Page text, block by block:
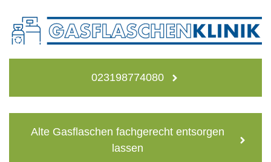
023198774080
Alte Gasflaschen fachgerecht entsorgen
lassen